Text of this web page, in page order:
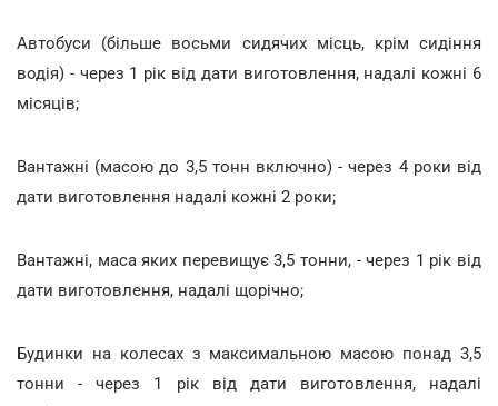
Автобуси (більше восьми сидячих місць, крім сидіння
водія) - через 1 рік від дати виготовлення, надалі кожні 6
місяців;
Вантажні (масою до 3,5 тонн включно) - через 4 роки від
дати виготовлення надалі кожні 2 роки;
Вантажні, маса яких перевищує 3,5 тонни, - через 1 рік від
дати виготовлення, надалі щорічно;
Будинки на колесах з максимальною масою понад 3,5
тонни - через 1 рік від дати виготовлення, надалі